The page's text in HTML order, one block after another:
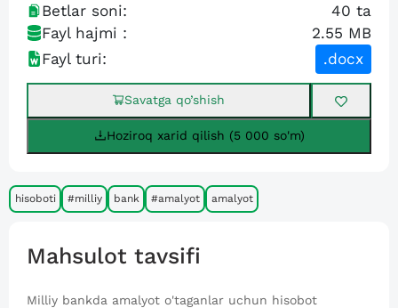
Betlar soni:
40 ta
Fayl hajmi :
2.55 MB
Fayl turi:
.docx
Savatga qo’shish
Hoziroq xarid qilish (5 000 so'm)
hisoboti #milliy bank #amalyot amalyot
Mahsulot tavsifi
Milliy bankda amalyot o'taganlar uchun hisobot